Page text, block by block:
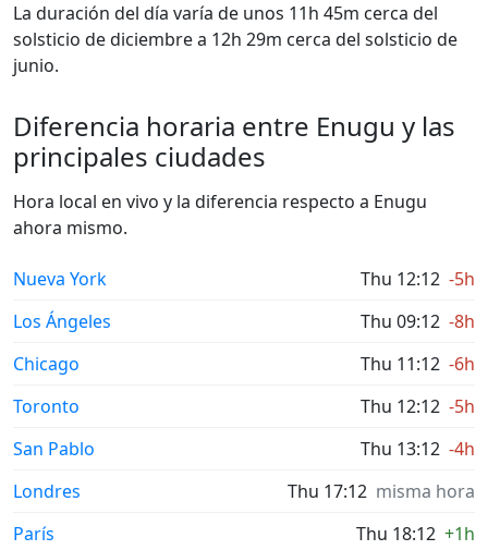
La duración del día varía de unos 11h 45m cerca del
solsticio de diciembre a 12h 29m cerca del solsticio de
junio.
Diferencia horaria entre Enugu y las
principales ciudades
Hora local en vivo y la diferencia respecto a Enugu
ahora mismo.
Nueva York Thu 12:12 -5h
Los Ángeles
Thu 09:12 -8h
Chicago
Thu 11:12 -6h
Toronto
Thu 12:12 -5h
San Pablo
Thu 13:12 -4h
Londres
Thu 17:12 misma hora
París
Thu 18:12 +1h